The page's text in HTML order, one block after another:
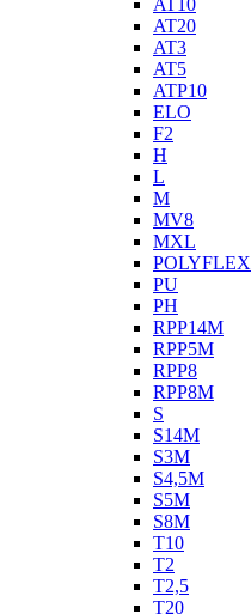
AT10
AT20
AT3
AT5
ATP10
ELO
F2
H
L
M
MV8
MXL
POLYFLEX
PU
PH
RPP14M
RPP5M
RPP8
RPP8M
S
S14M
S3M
S4,5M
S5M
S8M
T10
T2
T2,5
T20